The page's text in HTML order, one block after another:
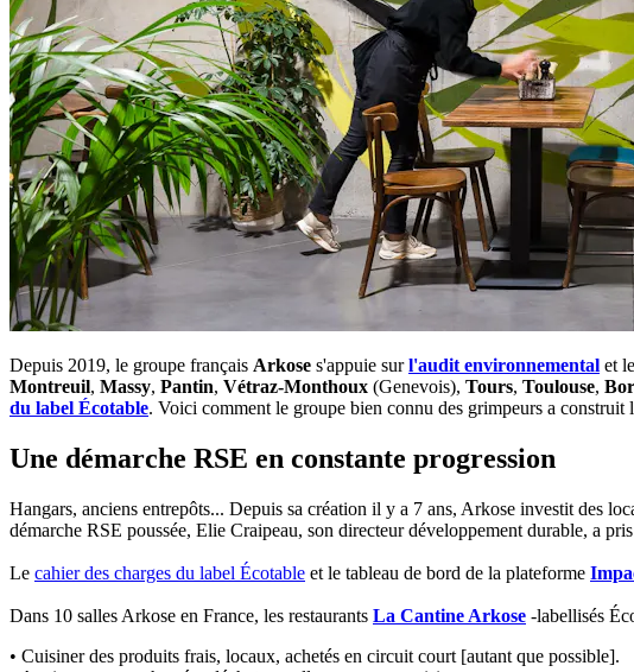
Depuis 2019, le groupe français Arkose s'appuie surl'audit environnemental et
Montreuil, Massy, Pantin, Vétraz-Monthoux (Genevois), Tours, Toulouse,
du label Écotable. Voici comment le groupe bien connu des grimpeurs a construit
Une démarche RSE en constante progression
Hangars, anciens entrepôts... Depuis sa création il y a 7 ans, Arkose investit des
démarche RSE poussée, Elie Craipeau, son directeur développement durable, a
Le cahier des charges du label Écotable et le tableau de bord de la plateforme
Dans 10 salles Arkose en France, les restaurants La Cantine Arkose -labellisés
• Cuisiner des produits frais, locaux, achetés en circuit court [autant que possible].